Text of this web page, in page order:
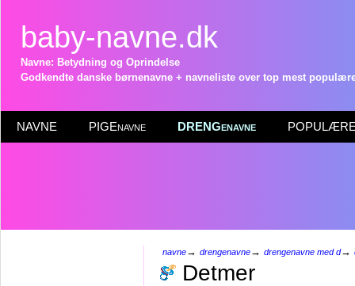
baby-navne.dk
Navne: Betydning og Oprindelse
Godkendte danske børnenavne + navneliste over top mest
NAVNE PIGEnavne DRENGenavne POPULÆRE
navne→ drengenavne→ drengenavne med d→
Detmer